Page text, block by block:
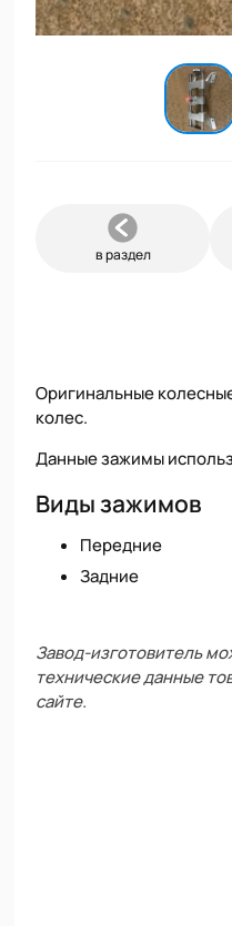
в раздел
Оригинальные
колес.
Данные зажимы
Виды зажимов
Передние
Задние
Завод-изготовитель
технические данные
сайте.